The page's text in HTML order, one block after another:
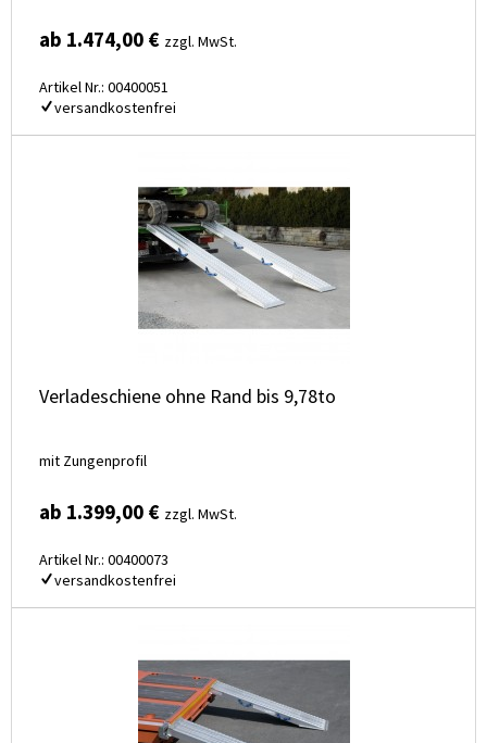
ab 1.474,00 € zzgl. MwSt.
Artikel Nr.: 00400051
versandkostenfrei
Verladeschiene ohne Rand bis 9,78to
mit Zungenprofil
ab 1.399,00 € zzgl. MwSt.
Artikel Nr.: 00400073
versandkostenfrei